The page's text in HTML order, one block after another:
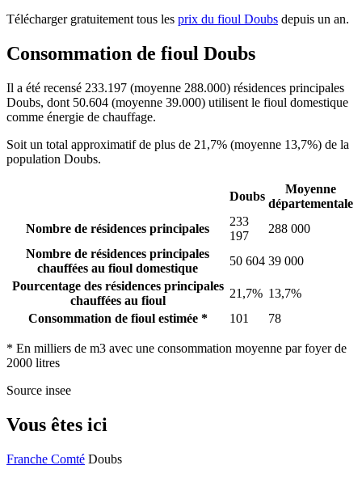
Télécharger gratuitement tous les prix du fioul Doubs depuis un an.
Consommation de fioul Doubs
Il a été recensé 233.197 (moyenne 288.000) résidences principales
Doubs, dont 50.604 (moyenne 39.000) utilisent le fioul domestique
comme énergie de chauffage.
Soit un total approximatif de plus de 21,7% (moyenne 13,7%) de la
population Doubs.
Doubs
Moyenne
départementale
Nombre de résidences principales
233
197
288 000
Nombre de résidences principales
chauffées au fioul domestique
50 604 39 000
Pourcentage des résidences principales
chauffées au fioul
21,7% 13,7%
Consommation de fioul estimée *
101 78
* En milliers de m3 avec une consommation moyenne par foyer de
2000 litres
Source insee
Vous êtes ici
Franche Comté Doubs